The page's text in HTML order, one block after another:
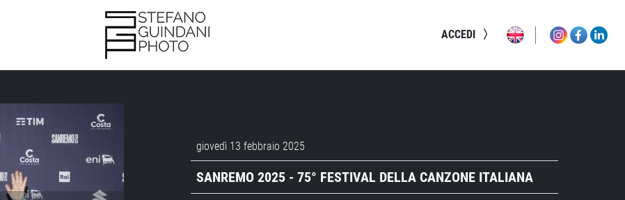
ACCEDI
giovedì 13 febbraio 2025
SANREMO 2025 - 75° FESTIVAL DELLA CANZONE ITALIANA